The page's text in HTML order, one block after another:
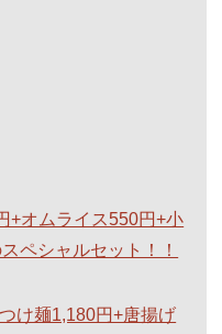
+オムライス550円+小
ペシャルセット！！
け麺1,180円+唐揚げ